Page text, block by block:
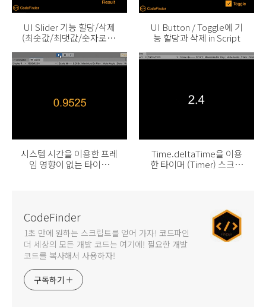
UI Slider 기능 할당/삭제
(최솟값/최댓값/숫자로 변
UI Button / Toggle에 기
능 할당과 삭제 in Script
시스템 시간을 이용한 프레
임 영향이 없는 타이머
Time.deltaTime을 이용
한 타이머 (Timer) 스크립
CodeFinder
1초 만에 원하는 스크립트를 얻어 가자! 코드파인
더 세상의 모든 개발 코드는 여기에! 필요한 개발
코드를 복사해서 사용하자!
구독하기